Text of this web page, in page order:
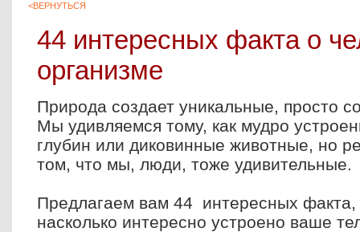
<ВЕРНУТЬСЯ
44 интересных факта о
организме
Природа создает уникальные, просто
Мы удивляемся тому, как мудро
глубин или диковинные животные, но
том, что мы, люди, тоже удивительные.
Предлагаем вам 44 интересных
насколько интересно устроено ваше